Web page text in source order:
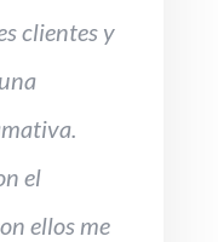
clientes y
el
ellos me